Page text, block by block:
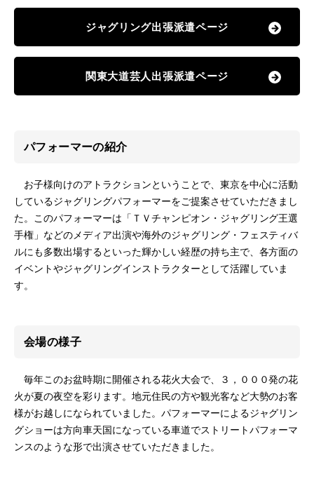
ジャグリング出張派遣ページ
関東大道芸人出張派遣ページ
パフォーマーの紹介
お子様向けのアトラクションということで、東京を中心に活動
しているジャグリングパフォーマーをご提案させていただきまし
た。このパフォーマーは「ＴＶチャンピオン・ジャグリング王選
手権」などのメディア出演や海外のジャグリング・フェスティバ
ルにも多数出場するといった輝かしい経歴の持ち主で、各方面の
イベントやジャグリングインストラクターとして活躍していま
す。
会場の様子
毎年このお盆時期に開催される花火大会で、３，０００発の花
火が夏の夜空を彩ります。地元住民の方や観光客など大勢のお客
様がお越しになられていました。パフォーマーによるジャグリン
グショーは方向車天国になっている車道でストリートパフォーマ
ンスのような形で出演させていただきました。